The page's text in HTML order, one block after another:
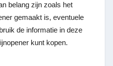
belang zijn zoals het
gemaakt is, eventuele
de informatie in deze
kunt kopen.